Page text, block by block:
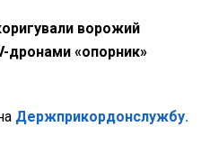
ворожий
дронами «опорник»
Держприкордонслужбу.